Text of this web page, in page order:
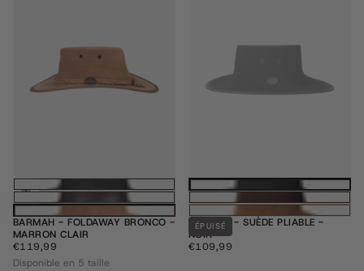
Choisissez des options
BARMAH - FOLDAWAY BRONCO -
MARRON CLAIR
€119,99
PRIX
RÉGULIER
€119,99
Disponible en 5 taille
BARMAH - SUÈDE PLIABLE -
NOIR
ÉPUISÉ
€109,99
PRIX
€109,99